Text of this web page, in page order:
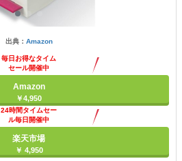
出典： Amazon
毎日お得なタイム
セール開催中
Amazon
￥4,950
24時間タイムセー
ル毎日開催中
楽天市場
￥ 4,950